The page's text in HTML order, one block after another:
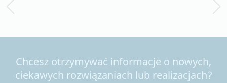
Chcesz otrzymywać informacje o nowych,
ciekawych rozwiązaniach lub realizacjach?